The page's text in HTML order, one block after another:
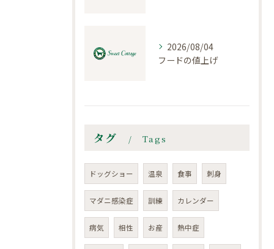
2026/08/04
フードの値上げ
タグ Tags
ドッグショー 温泉 食事 刺身
マダニ感染症 訓練 カレンダー
病気 相性 お産 熱中症